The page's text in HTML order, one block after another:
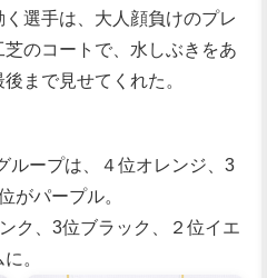
選手は、大人顔負けのプレ
のコートで、水しぶきをあ
まで見せてくれた。
ループは、４位オレンジ、3
がパープル。
ク、3位ブラック、２位イエ
。